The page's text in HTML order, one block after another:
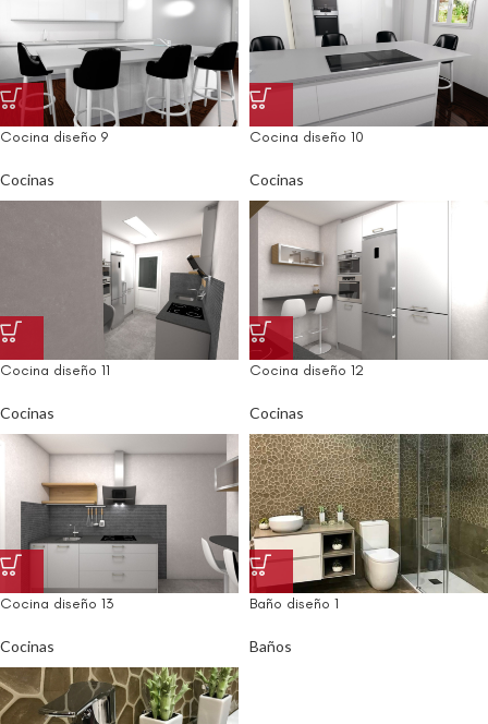
Cocina diseño 9
Cocinas
Cocina diseño 10
Cocinas
Cocina diseño 11
Cocinas
Cocina diseño 12
Cocinas
Cocina diseño 13
Cocinas
Baño diseño 1
Baños